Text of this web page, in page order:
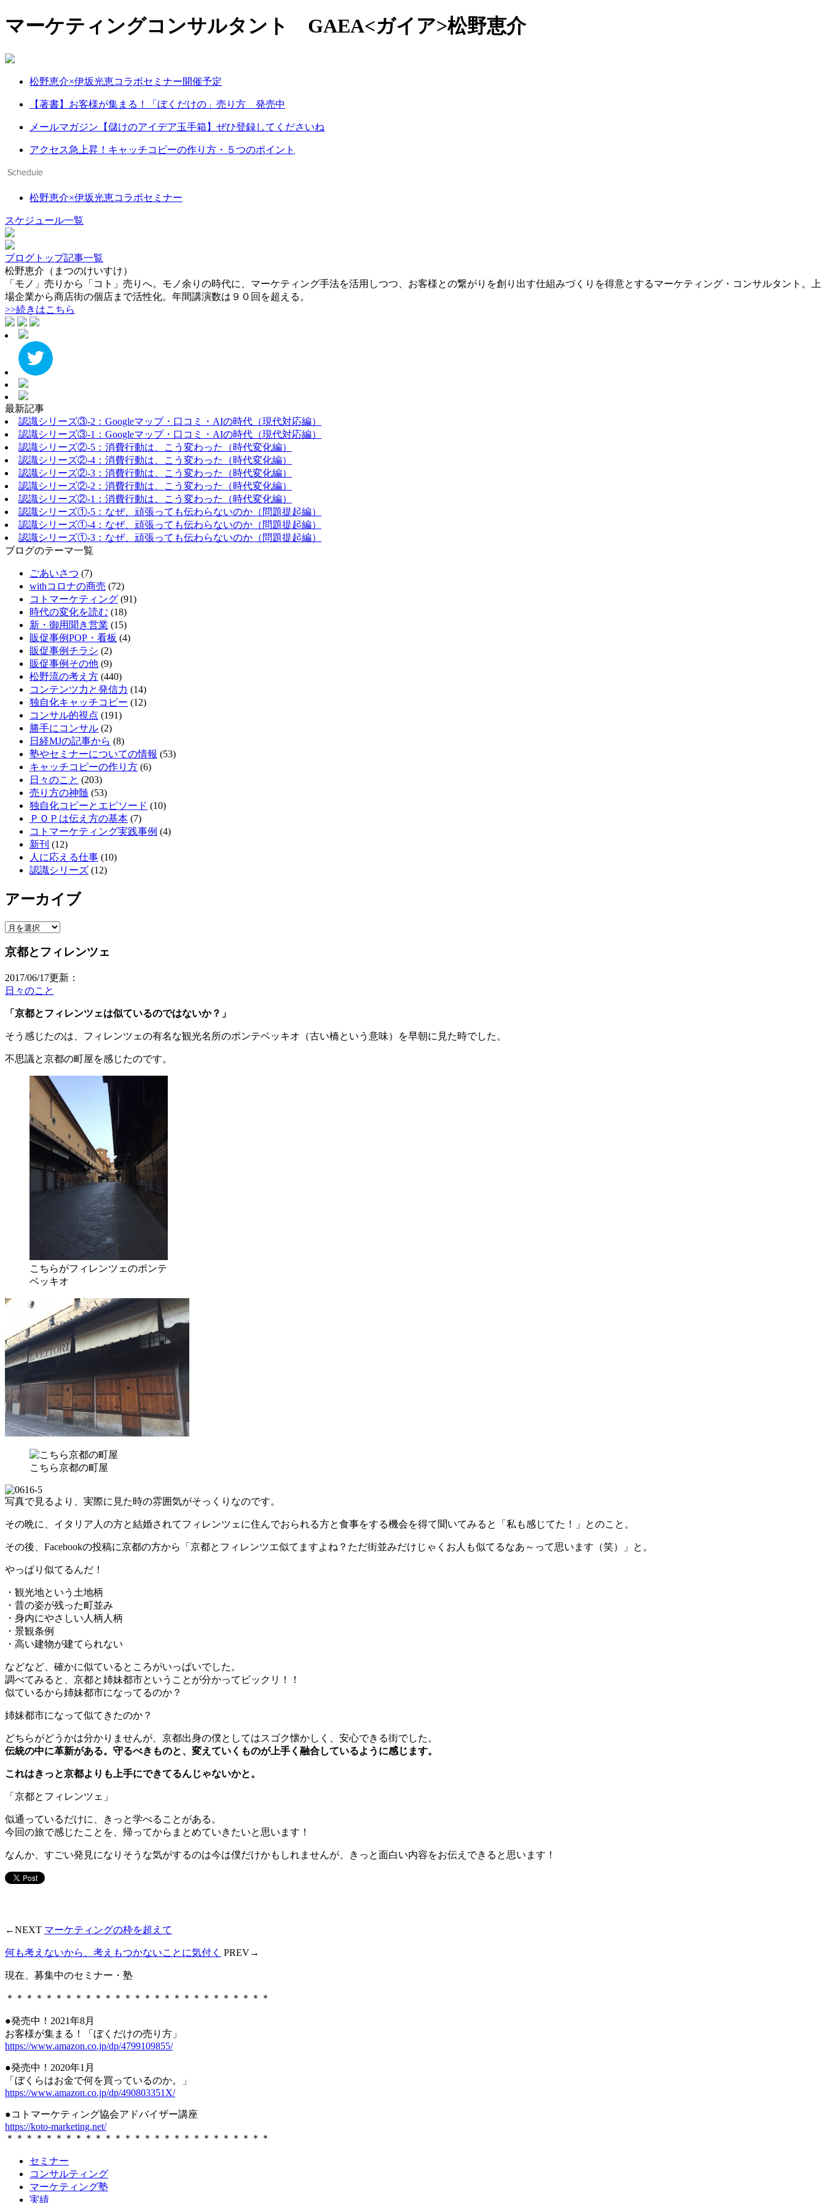
マーケティングコンサルタント GAEA<ガイア>松野恵介
松野恵介×伊坂光恵コラボセミナー開催予定
【著書】お客様が集まる！「ぼくだけの」売り方 発売中
メールマガジン【儲けのアイデア玉手箱】ぜひ登録してくださいね
アクセス急上昇！キャッチコピーの作り方・５つのポイント
松野恵介×伊坂光恵コラボセミナー
スケジュール一覧
ブログトップ記事一覧
松野恵介（まつのけいすけ）
「モノ」売りから「コト」売りへ。モノ余りの時代に、マーケティング手法を活用しつつ、お客様との繋がりを創り出す仕組みづくりを得意とするマーケティング・コンサルタント。上
場企業から商店街の個店まで活性化。年間講演数は９０回を超える。
>>続きはこちら
最新記事
認識シリーズ③-2：Googleマップ・口コミ・AIの時代（現代対応編）
認識シリーズ③-1：Googleマップ・口コミ・AIの時代（現代対応編）
認識シリーズ②-5：消費行動は、こう変わった（時代変化編）
認識シリーズ②-4：消費行動は、こう変わった（時代変化編）
認識シリーズ②-3：消費行動は、こう変わった（時代変化編）
認識シリーズ②-2：消費行動は、こう変わった（時代変化編）
認識シリーズ②-1：消費行動は、こう変わった（時代変化編）
認識シリーズ①-5：なぜ、頑張っても伝わらないのか（問題提起編）
認識シリーズ①-4：なぜ、頑張っても伝わらないのか（問題提起編）
認識シリーズ①-3：なぜ、頑張っても伝わらないのか（問題提起編）
ブログのテーマ一覧
ごあいさつ (7)
withコロナの商売 (72)
コトマーケティング (91)
時代の変化を読む (18)
新・御用聞き営業 (15)
販促事例POP・看板 (4)
販促事例チラシ (2)
販促事例その他 (9)
松野流の考え方 (440)
コンテンツ力と発信力 (14)
独自化キャッチコピー (12)
コンサル的視点 (191)
勝手にコンサル (2)
日経MJの記事から (8)
塾やセミナーについての情報 (53)
キャッチコピーの作り方 (6)
日々のこと (203)
売り方の神髄 (53)
独自化コピーとエピソード (10)
ＰＯＰは伝え方の基本 (7)
コトマーケティング実践事例 (4)
新刊 (12)
人に応える仕事 (10)
認識シリーズ (12)
アーカイブ
ア
カ
ブ
京都とフィレンツェ
2017/06/17更新：
日々のこと
「京都とフィレンツェは似ているのではないか？」
そう感じたのは、フィレンツェの有名な観光名所のポンテベッキオ（古い橋という意味）を早朝に見た時でした。
不思議と京都の町屋を感じたのです。
こちらがフィレンツェのポンテ
ベッキオ
こちら京都の町屋
写真で見るより、実際に見た時の雰囲気がそっくりなのです。
その晩に、イタリア人の方と結婚されてフィレンツェに住んでおられる方と食事をする機会を得て聞いてみると「私も感じてた！」とのこと。
その後、Facebookの投稿に京都の方から「京都とフィレンツエ似てますよね？ただ街並みだけじゃくお人も似てるなあ～って思います（笑）」と。
やっぱり似てるんだ！
・観光地という土地柄
・昔の姿が残った町並み
・身内にやさしい人柄人柄
・景観条例
・高い建物が建てられない
などなど、確かに似ているところがいっぱいでした。
調べてみると、京都と姉妹都市ということが分かってビックリ！！
似ているから姉妹都市になってるのか？
姉妹都市になって似てきたのか？
どちらがどうかは分かりませんが、京都出身の僕としてはスゴク懐かしく、安心できる街でした。
伝統の中に革新がある。 守るべきものと、変えていくものが上手く融合しているように感じます。
これはきっと京都よりも上手にできてるんじゃないかと。
「京都とフィレンツェ」
似通っているだけに、きっと学べることがある。
今回の旅で感じたことを、帰ってからまとめていきたいと思います！
なんか、すごい発見になりそうな気がするのは今は僕だけかもしれませんが、きっと面白い内容をお伝えできると思います！
←NEXT マーケティングの枠を超えて
何も考えないから、考えもつかないことに気付く PREV→
現在、募集中のセミナー・塾
＊＊＊＊＊＊＊＊＊＊＊＊＊＊＊＊＊＊＊＊＊＊＊＊＊＊＊
●発売中！2021年8月
お客様が集まる！「ぼくだけの売り方」
https://www.amazon.co.jp/dp/4799109855/
●発売中！2020年1月
「ぼくらはお金で何を買っているのか。」
https://www.amazon.co.jp/dp/490803351X/
●コトマーケティング協会アドバイザー講座
https://koto-marketing.net/
＊＊＊＊＊＊＊＊＊＊＊＊＊＊＊＊＊＊＊＊＊＊＊＊＊＊＊
セミナー
コンサルティング
マーケティング塾
実績